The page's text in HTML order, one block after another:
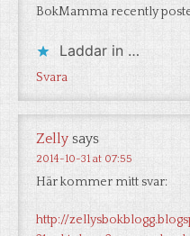
BokMamma recently
Laddar in …
Svara
Zelly says
2014-10-31 at 07:55
Här kommer mitt svar:
http://